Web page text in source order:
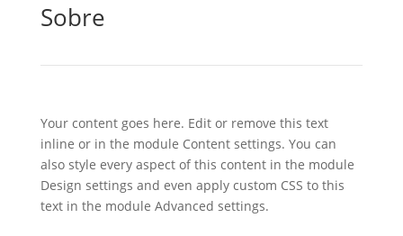
Sobre
Your content goes here. Edit or remove this text
inline or in the module Content settings. You can
also style every aspect of this content in the module
Design settings and even apply custom CSS to this
text in the module Advanced settings.